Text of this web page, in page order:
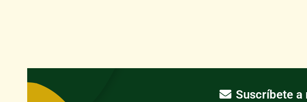
Suscríbete a